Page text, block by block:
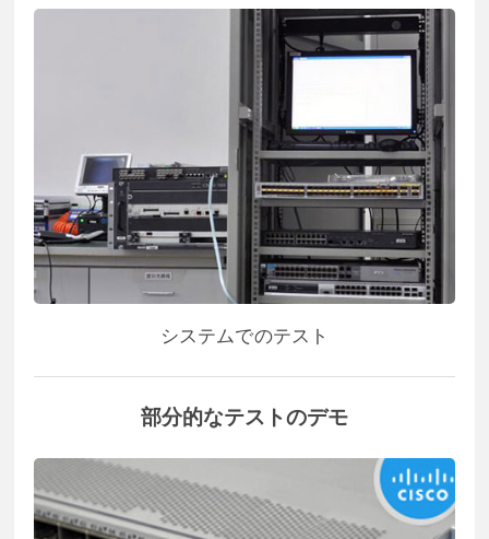
システムでのテスト
部分的なテストのデモ